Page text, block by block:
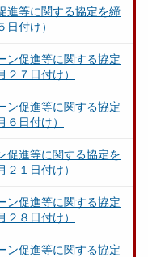
進等に関する協定を締
付け）
ン促進等に関する協定
７日付け）
ン促進等に関する協定
日付け）
促進等に関する協定を
１日付け）
ン促進等に関する協定
８日付け）
ン促進等に関する協定